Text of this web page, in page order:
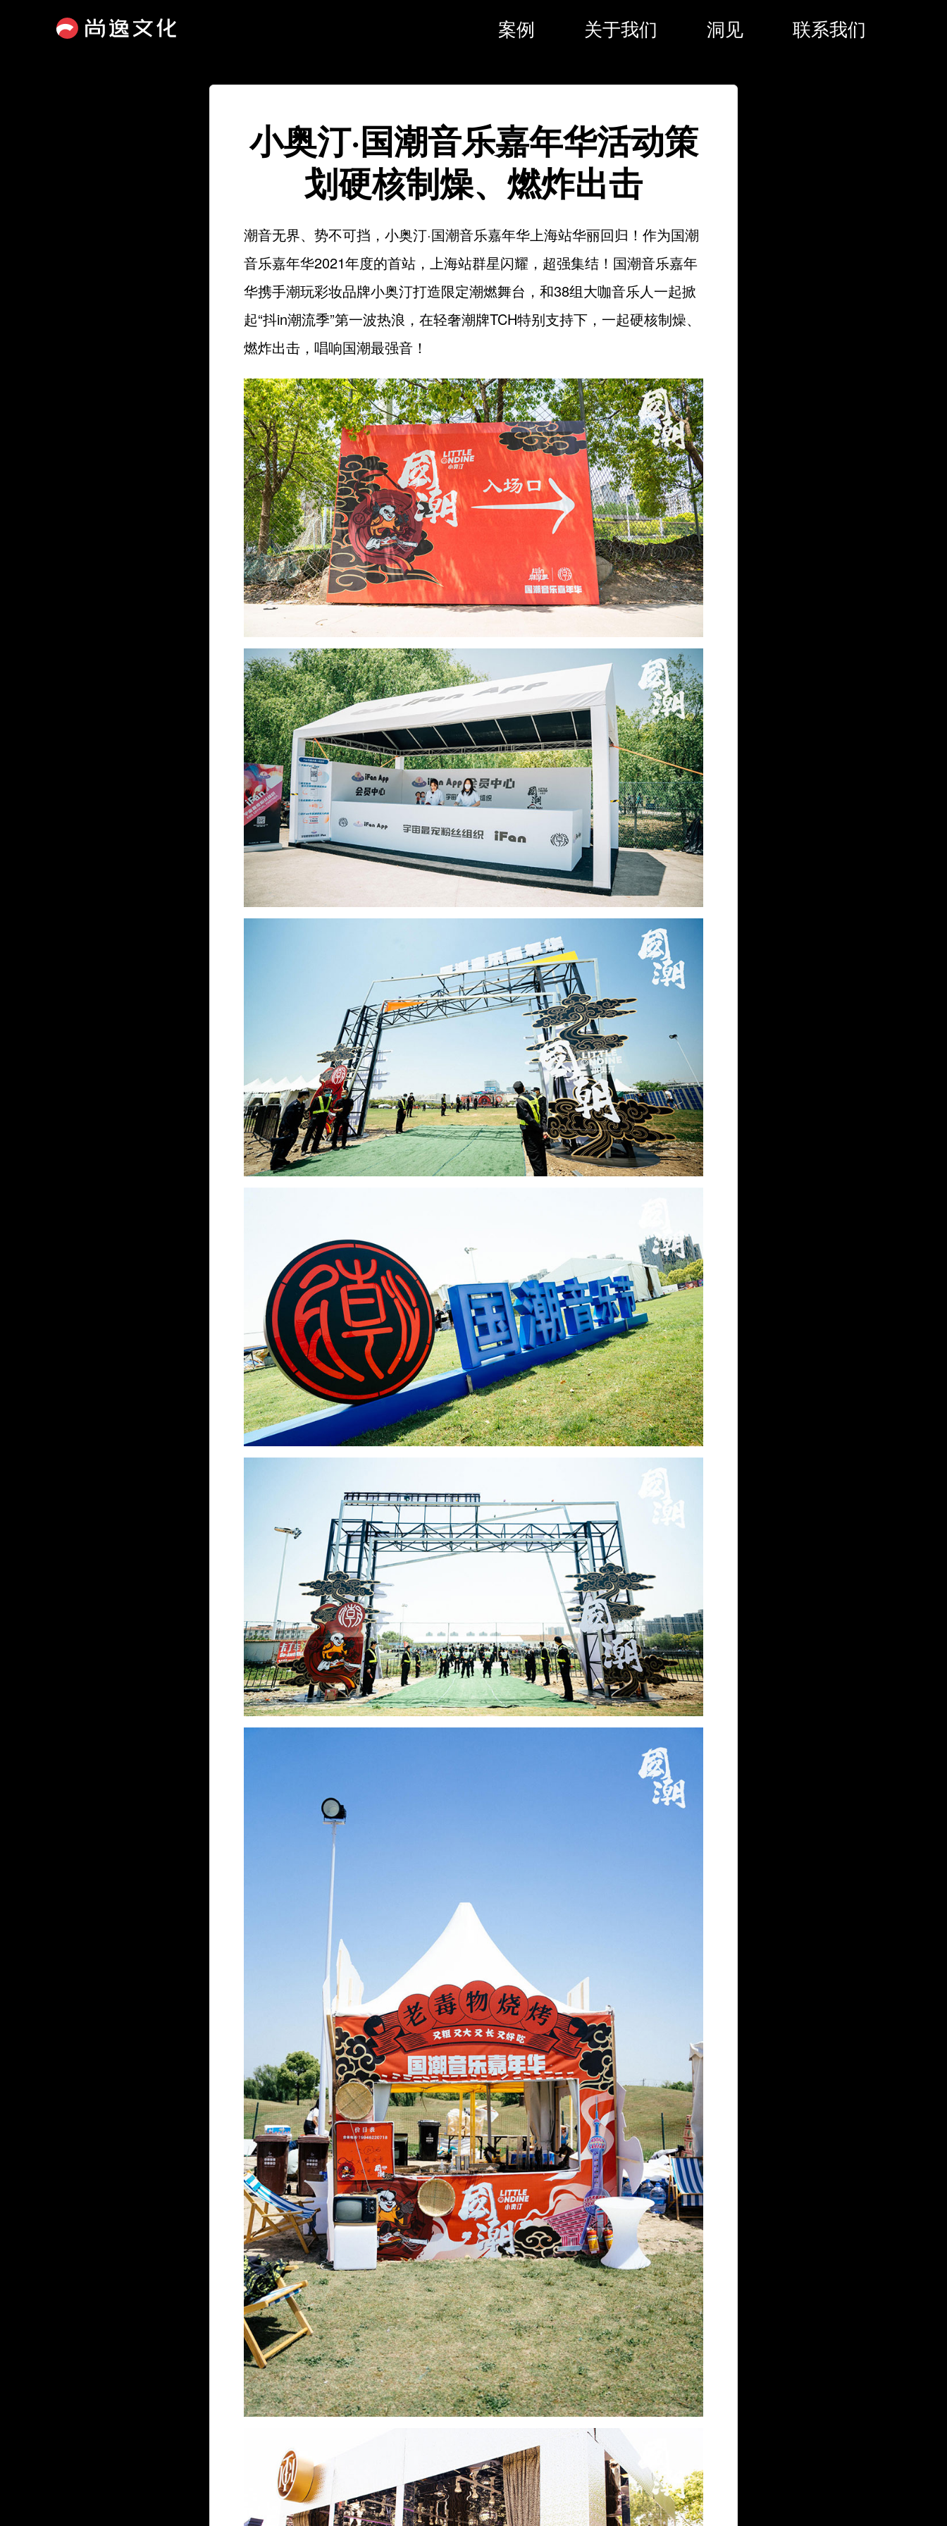
案例 关于我们 洞见 联系我们
小奥汀·国潮音乐嘉年华活动策
划硬核制燥、燃炸出击
潮音无界、势不可挡，小奥汀·国潮音乐嘉年华上海站华丽回归！作为国潮
音乐嘉年华2021年度的首站，上海站群星闪耀，超强集结！国潮音乐嘉年
华携手潮玩彩妆品牌小奥汀打造限定潮燃舞台，和38组大咖音乐人一起掀
起“抖in潮流季”第一波热浪，在轻奢潮牌TCH特别支持下，一起硬核制燥、
燃炸出击，唱响国潮最强音！